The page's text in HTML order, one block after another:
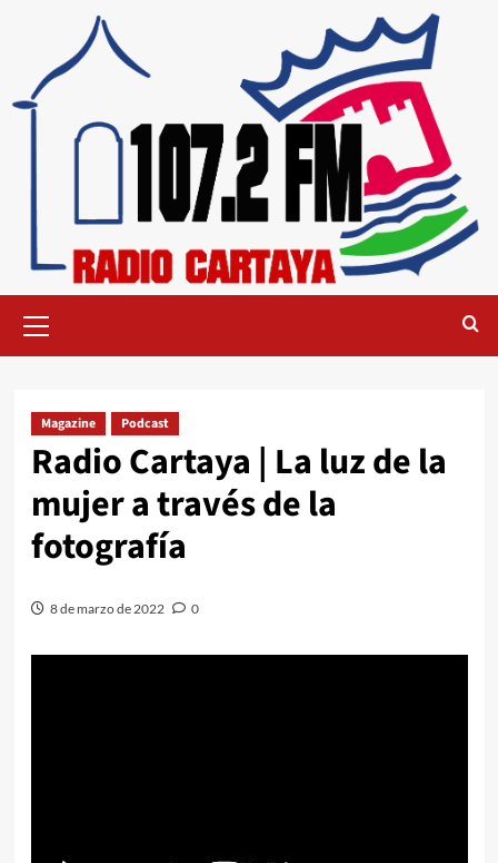
Magazine Podcast
Radio Cartaya | La luz de la
mujer a través de la
fotografía
8 de marzo de 2022 0